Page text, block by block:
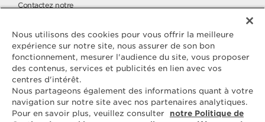
Contactez notre
Nous apportons une attention
toute particulière à la qualité de
nos produits, malgré cela si vous
avez des questions ou une
réclamation à nous faire parvenir,
vous pouvez nous joindre sur
notre numéro cristal.
N° CRISTAL 09 69 39 54 09
Nous utilisons des cookies pour vous offrir la meilleure
expérience sur notre site, nous assurer de son bon
fonctionnement, mesurer l'audience du site, vous proposer
des contenus, services et publicités en lien avec vos
centres d'intérêt.
Nous partageons également des informations quant à votre
navigation sur notre site avec nos partenaires analytiques.
Pour en savoir plus, veuillez consulter
notre Politique de